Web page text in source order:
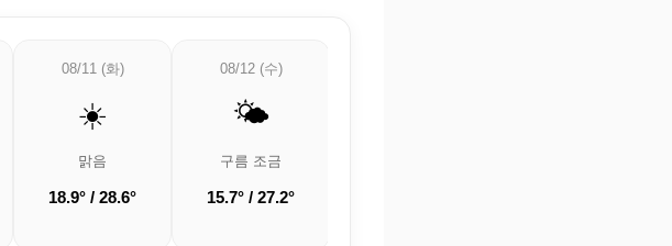
08/11 (화)
☀️
맑음
18.9° / 28.6°
08/12 (수)
🌤️
구름 조금
15.7° / 27.2°